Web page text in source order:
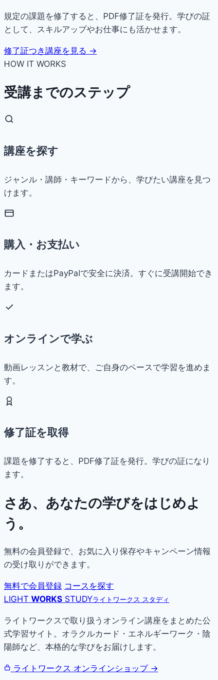
規定の課題を修了すると、PDF修了証を発行。学びの証
として、スキルアップやお仕事にも活かせます。
修了証つき講座を見る →
HOW IT WORKS
受講までのステップ
講座を探す
ジャンル・講師・キーワードから、学びたい講座を見つ
けます。
購入・お支払い
カードまたはPayPalで安全に決済。すぐに受講開始でき
ます。
オンラインで学ぶ
動画レッスンと教材で、ご自身のペースで学習を進めま
す。
修了証を取得
課題を修了すると、PDF修了証を発行。学びの証になり
ます。
さあ、あなたの学びをはじめよ
う。
無料の会員登録で、お気に入り保存やキャンペーン情報
の受け取りができます。
無料で会員登録 コースを探す
LIGHT WORKS STUDYライトワークス スタディ
ライトワークスで取り扱うオンライン講座をまとめた公
式学習サイト。オラクルカード・エネルギーワーク・陰
陽師など、本格的な学びをお届けします。
ライトワークス オンラインショップ →